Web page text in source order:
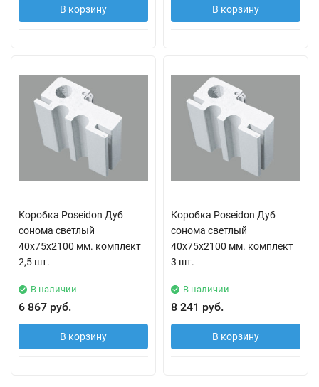
В корзину В корзину
Коробка Poseidon Дуб
сонома светлый
40х75х2100 мм. комплект
2,5 шт.
В наличии
6 867 руб.
В корзину
Коробка Poseidon Дуб
сонома светлый
40х75х2100 мм. комплект
3 шт.
В наличии
8 241 руб.
В корзину